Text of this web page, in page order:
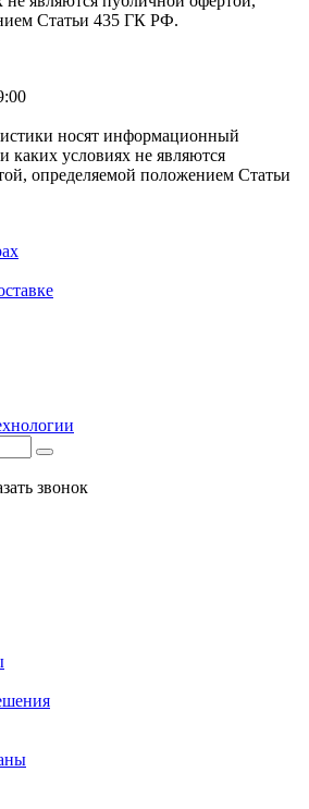
Статьи 435 ГК РФ.
носят информационный
каких условиях не являются
определяемой положением Статьи
звонок